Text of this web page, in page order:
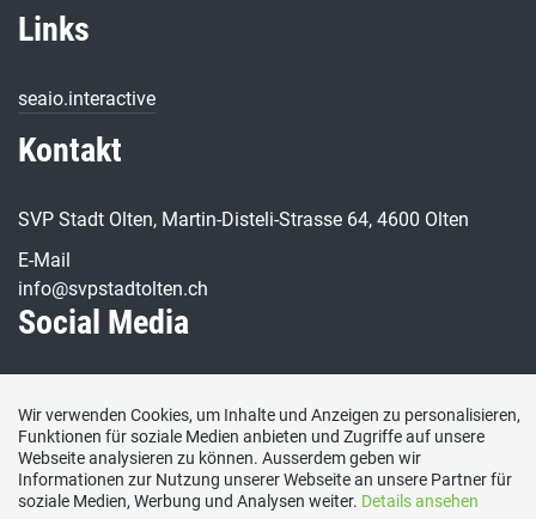
Links
seaio.interactive
Kontakt
SVP Stadt Olten, Martin-Disteli-Strasse 64, 4600 Olten
E-Mail
info@svpstadtolten.ch
Social Media
Wir verwenden Cookies, um Inhalte und Anzeigen zu personalisieren,
Funktionen für soziale Medien anbieten und Zugriffe auf unsere
Webseite analysieren zu können. Ausserdem geben wir
Informationen zur Nutzung unserer Webseite an unsere Partner für
soziale Medien, Werbung und Analysen weiter. Details ansehen